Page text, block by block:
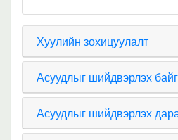
Хуулийн зохицуулалт
Асуудлыг шийдвэрлэх
Асуудлыг шийдвэрлэх